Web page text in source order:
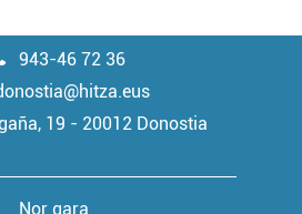
943-46 72 36
19 - 20012 Donostia
Nor gara